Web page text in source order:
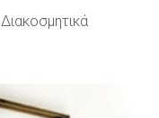
Διακοσμητικά